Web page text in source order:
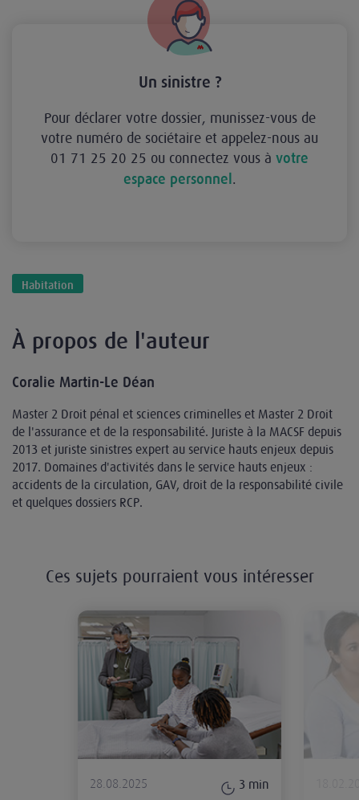
Un sinistre ?
Pour déclarer votre dossier, munissez-vous de
votre numéro de sociétaire et appelez-nous au
01 71 25 20 25 ou connectez vous à votre
espace personnel .
Habitation
À propos de l'auteur
Coralie Martin-Le Déan
Master 2 Droit pénal et sciences criminelles et Master 2 Droit
de l'assurance et de la responsabilité. Juriste à la MACSF depuis
2013 et juriste sinistres expert au service hauts enjeux depuis
2017. Domaines d'activités dans le service hauts enjeux :
accidents de la circulation, GAV, droit de la responsabilité civile
et quelques dossiers RCP.
Ces sujets pourraient vous intéresser
Opérer un mineur sans la
28.08.2025 3 min